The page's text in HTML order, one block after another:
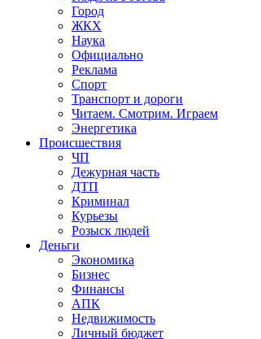
Город
ЖКХ
Наука
Официально
Реклама
Спорт
Транспорт и дороги
Читаем. Смотрим. Играем
Энергетика
Происшествия
ЧП
Дежурная часть
ДТП
Криминал
Курьезы
Розыск людей
Деньги
Экономика
Бизнес
Финансы
АПК
Недвижимость
Личный бюджет